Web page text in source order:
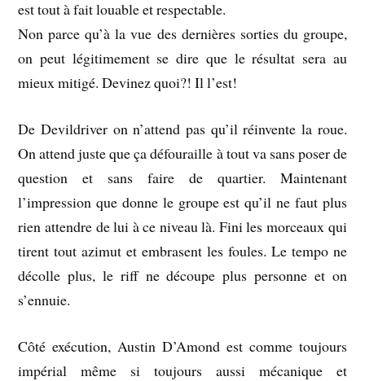
est tout à fait louable et respectable.
Non parce qu’à la vue des dernières sorties du groupe,
on peut légitimement se dire que le résultat sera au
mieux mitigé. Devinez quoi?! Il l’est!
De Devildriver on n’attend pas qu’il réinvente la roue.
On attend juste que ça défouraille à tout va sans poser de
question et sans faire de quartier. Maintenant
l’impression que donne le groupe est qu’il ne faut plus
rien attendre de lui à ce niveau là. Fini les morceaux qui
tirent tout azimut et embrasent les foules. Le tempo ne
décolle plus, le riff ne découpe plus personne et on
s’ennuie.
Côté exécution, Austin D’Amond est comme toujours
impérial même si toujours aussi mécanique et